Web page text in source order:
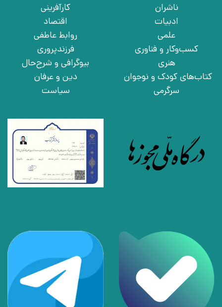
ناشران
ادبیات
علمی
کسب‌وکار و فناوری
هنری
کتاب‌های کودک و نوجوان
سرگرمی
کارآفرینی
اقتصاد
روابط عاطفی
فرزندپروری
بیوگرافی و شرح‌حال
دین و عرفان
سیاست